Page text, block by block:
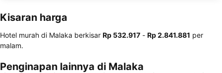
Kisaran harga
Hotel murah di Malaka berkisar ‎Rp 532.917 - ‎Rp 2.841.881 per
malam.
Penginapan lainnya di Malaka